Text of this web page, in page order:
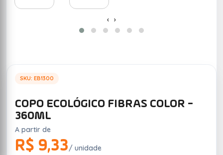
‹ ›
SKU: EB1300
COPO ECOLÓGICO FIBRAS COLOR -
360ML
A partir de
R$ 9,33/ unidade